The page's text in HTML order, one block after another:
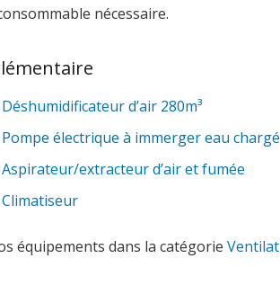
nécessaire.
d’air 280m³
électrique à immerger eau
extracteur d’air et fumée
équipements dans la catégorie